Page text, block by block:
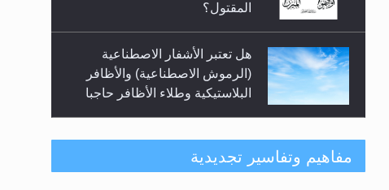
المقتول؟
هل تعتبر الأشفار الاصطناعية
(الرموش الاصطناعية) والأظافر
البلاستيكية وطلاء الأظافر حاجبا
هل يُحسب حول الزكاة وفق السنة
الميلادية أو الهجرية؟
مفاهيم وتفاسير تجديدية